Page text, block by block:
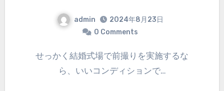
admin
2024年8月23日
0 Comments
せっかく結婚式場で前撮りを実施するな
ら、いいコンディションで…